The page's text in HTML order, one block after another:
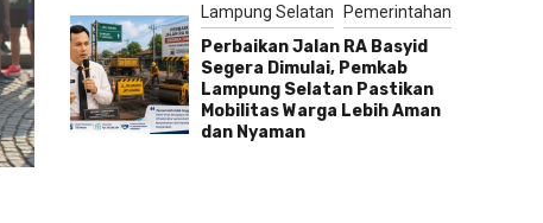
Lampung Selatan Pemerintahan
Perbaikan Jalan RA Basyid
Segera Dimulai, Pemkab
Lampung Selatan Pastikan
Mobilitas Warga Lebih Aman
dan Nyaman